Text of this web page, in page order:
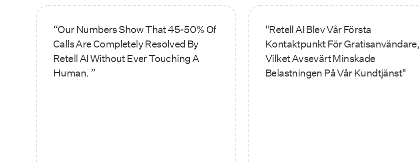
“Our Numbers Show That 45-50% Of
Calls Are Completely Resolved By
Retell AI Without Ever Touching A
Human. ”
"Retell AI Blev Vår Första
Kontaktpunkt För Gratisanvändare,
Vilket Avsevärt Minskade
Belastningen På Vår Kundtjänst"